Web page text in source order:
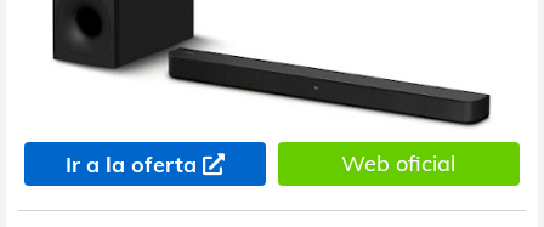
Ir a la oferta Web oficial